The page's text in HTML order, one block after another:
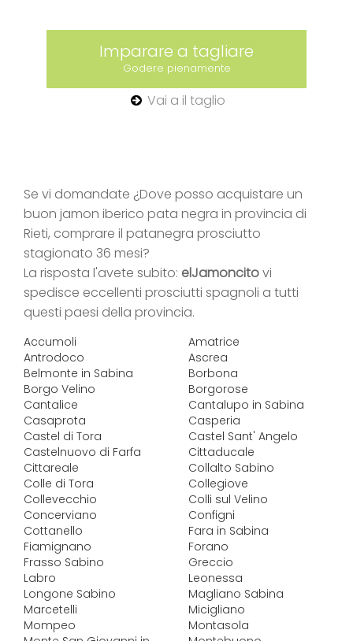
Imparare a tagliare
Godere pienamente
Vai a il taglio
Se vi domandate ¿Dove posso acquistare un
buon jamon iberico pata negra in provincia di
Rieti, comprare il patanegra prosciutto
stagionato 36 mesi?
La risposta l'avete subito: elJamoncitovi
spedisce eccellenti prosciutti spagnoli a tutti
questi paesi della provincia.
Accumoli
Amatrice
Antrodoco
Ascrea
Belmonte in Sabina
Borbona
Borgo Velino
Borgorose
Cantalice
Cantalupo in Sabina
Casaprota
Casperia
Castel di Tora
Castel Sant' Angelo
Castelnuovo di Farfa
Cittaducale
Cittareale
Collalto Sabino
Colle di Tora
Collegiove
Collevecchio
Colli sul Velino
Concerviano
Configni
Cottanello
Fara in Sabina
Fiamignano
Forano
Frasso Sabino
Greccio
Labro
Leonessa
Longone Sabino
Magliano Sabina
Marcetelli
Micigliano
Mompeo
Montasola